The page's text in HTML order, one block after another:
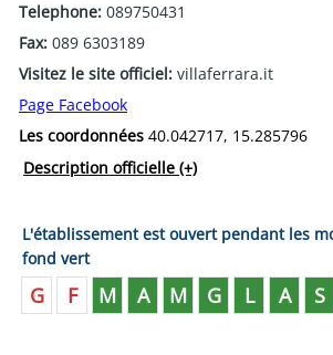
Telephone: 089750431
Fax: 089 6303189
Visitez le site officiel: villaferrara.it
Page Facebook
Les coordonnées 40.042717, 15.285796
Description officielle (+)
L'établissement est ouvert pendant les
fond vert
G F M A M G L A S